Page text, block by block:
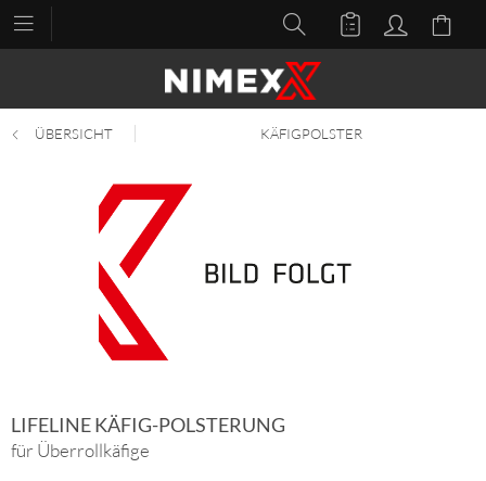
ÜBERSICHT KÄFIGPOLSTER
LIFELINE KÄFIG-POLSTERUNG
für Überrollkäfige